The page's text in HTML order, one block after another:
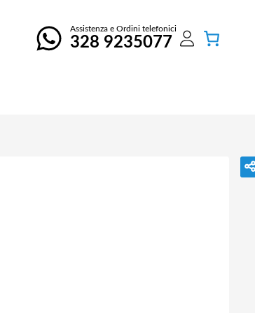
Assistenza e Ordini telefonici
328 9235077